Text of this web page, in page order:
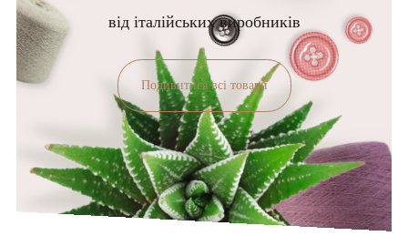
від італійських виробників
Подивитися всі товари